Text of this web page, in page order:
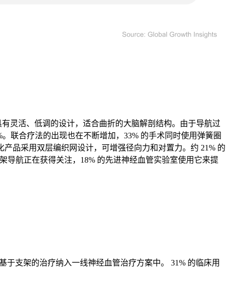
灵活、低调的设计，适合曲折的大脑解剖结构。由于导航过
联合疗法的出现也在不断增加，33% 的手术同时使用弹簧圈
品采用双层编织网设计，可增强径向力和对置力。约 21% 的
航正在获得关注，18% 的先进神经血管实验室使用它来提
于支架的治疗纳入一线神经血管治疗方案中。 31% 的临床用